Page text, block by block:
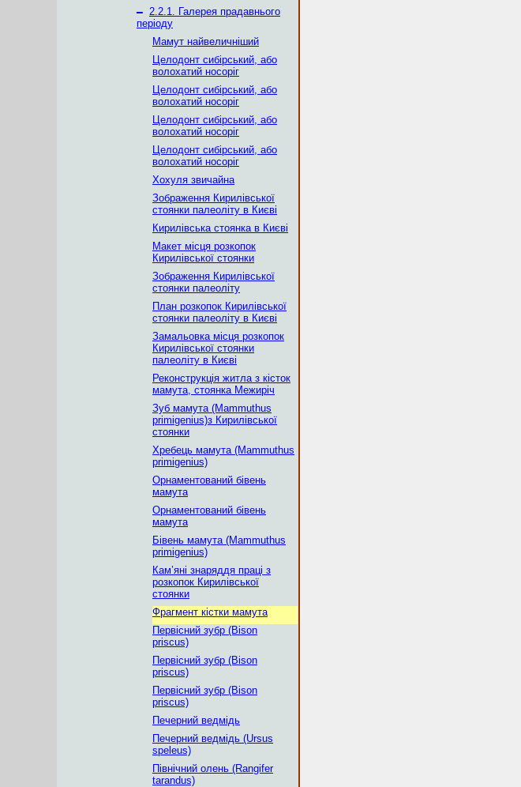
– 2.2.1. Галерея прадавнього
періоду
Мамут найвеличніший
Целодонт сибірський, або
волохатий носоріг
Целодонт сибірський, або
волохатий носоріг
Целодонт сибірський, або
волохатий носоріг
Целодонт сибірський, або
волохатий носоріг
Хохуля звичайна
Зображення Кирилівської
стоянки палеоліту в Києві
Кирилівська стоянка в Києві
Макет місця розкопок
Кирилівської стоянки
Зображення Кирилівської
стоянки палеоліту
План розкопок Кирилівської
стоянки палеоліту в Києві
Замальовка місця розкопок
Кирилівської стоянки
палеоліту в Києві
Реконструкція житла з кісток
мамута, стоянка Межиріч
Зуб мамута (Mammuthus
primigenius)з Кирилівської
стоянки
Хребець мамута (Mammuthus
primigenius)
Орнаментований бівень
мамута
Орнаментований бівень
мамута
Бівень мамута (Mammuthus
primigenius)
Кам’яні знаряддя праці з
розкопок Кирилівської
стоянки
Фрагмент кістки мамута
Первісний зубр (Bison
priscus)
Первісний зубр (Bison
priscus)
Первісний зубр (Bison
priscus)
Печерний ведмідь
Печерний ведмідь (Ursus
speleus)
Північний олень (Rangifer
tarandus)